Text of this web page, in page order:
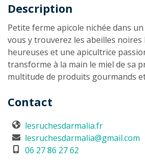
Description
Description
Petite ferme apicole nichée dans
vous y trouverez les abeilles
heureuses et une apicultrice
transforme à la main le miel de sa
multitude de produits gourmands
Contact
lesruchesdarmalia.fr
lesruchesdarmalia@gmail.com
06 27 86 27 62